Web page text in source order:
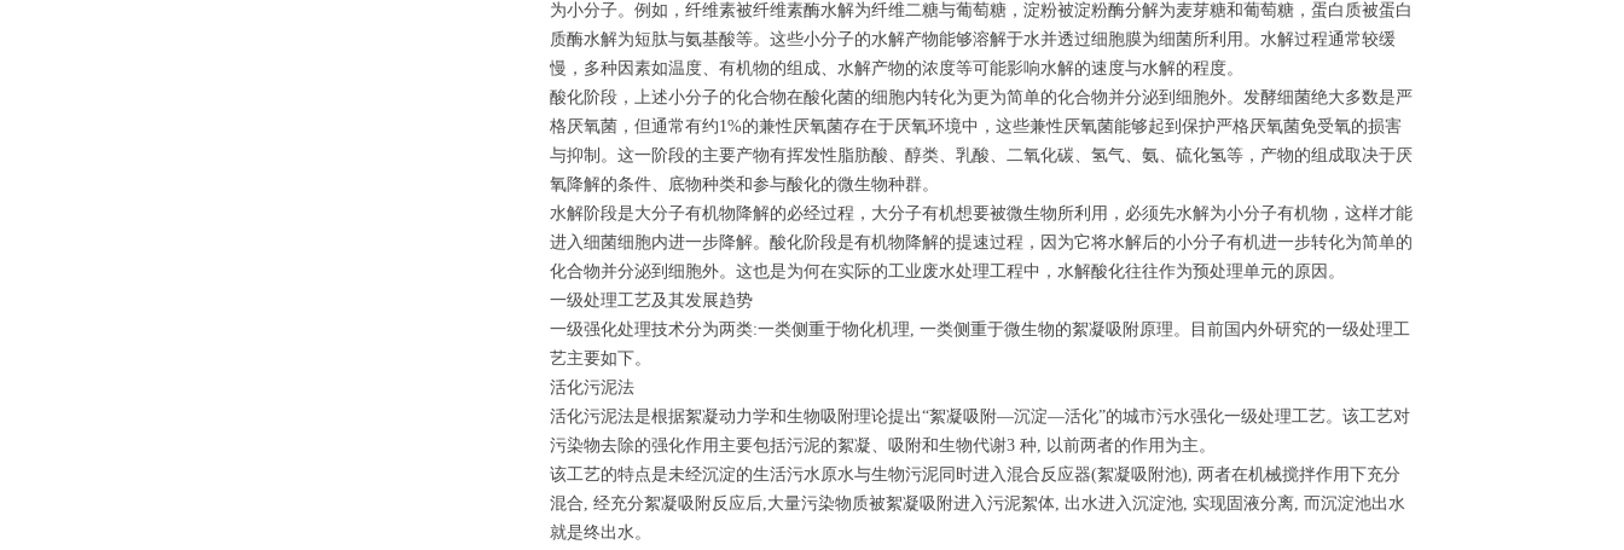
为小分子。例如，纤维素被纤维素酶水解为纤维二糖与葡萄糖，淀粉被淀粉酶分解为麦芽糖和葡萄糖，蛋白质被蛋白
质酶水解为短肽与氨基酸等。这些小分子的水解产物能够溶解于水并透过细胞膜为细菌所利用。水解过程通常较缓
慢，多种因素如温度、有机物的组成、水解产物的浓度等可能影响水解的速度与水解的程度。
酸化阶段，上述小分子的化合物在酸化菌的细胞内转化为更为简单的化合物并分泌到细胞外。发酵细菌绝大多数是严
格厌氧菌，但通常有约1%的兼性厌氧菌存在于厌氧环境中，这些兼性厌氧菌能够起到保护严格厌氧菌免受氧的损害
与抑制。这一阶段的主要产物有挥发性脂肪酸、醇类、乳酸、二氧化碳、氢气、氨、硫化氢等，产物的组成取决于厌
氧降解的条件、底物种类和参与酸化的微生物种群。
水解阶段是大分子有机物降解的必经过程，大分子有机想要被微生物所利用，必须先水解为小分子有机物，这样才能
进入细菌细胞内进一步降解。酸化阶段是有机物降解的提速过程，因为它将水解后的小分子有机进一步转化为简单的
化合物并分泌到细胞外。这也是为何在实际的工业废水处理工程中，水解酸化往往作为预处理单元的原因。
一级处理工艺及其发展趋势
一级强化处理技术分为两类:一类侧重于物化机理, 一类侧重于微生物的絮凝吸附原理。目前国内外研究的一级处理工
艺主要如下。
活化污泥法
活化污泥法是根据絮凝动力学和生物吸附理论提出“絮凝吸附—沉淀—活化”的城市污水强化一级处理工艺。该工艺对
污染物去除的强化作用主要包括污泥的絮凝、吸附和生物代谢3 种, 以前两者的作用为主。
该工艺的特点是未经沉淀的生活污水原水与生物污泥同时进入混合反应器(絮凝吸附池), 两者在机械搅拌作用下充分
混合, 经充分絮凝吸附反应后,大量污染物质被絮凝吸附进入污泥絮体, 出水进入沉淀池, 实现固液分离, 而沉淀池出水
就是终出水。